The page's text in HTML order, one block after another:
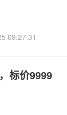
09:27:31
标价9999